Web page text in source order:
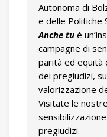
Autonoma di
e delle Politiche
Anche tu è
campagne di
parità ed equità
dei pregiudizi,
valorizzazione
Visitate le
pregiudizi.